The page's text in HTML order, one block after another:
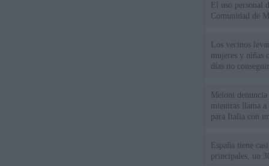
El uso personal
Comunidad de
Los vecinos
mujeres y niñas
días no
Meloni
mientras llama
para Italia con
España tiene
principales, un